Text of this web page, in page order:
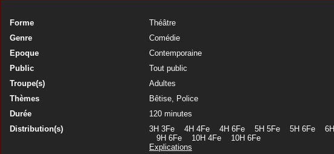
Forme
Théâtre
Genre
Comédie
Epoque
Contemporaine
Public
Tout public
Troupe(s)
Adultes
Thèmes
Bêtise, Police
Durée
120 minutes
Distribution(s)
3H 3Fe 4H 4Fe 4H 6Fe 5H 5Fe 5H 6Fe
9H 6Fe 10H 4Fe 10H 6Fe
Explications